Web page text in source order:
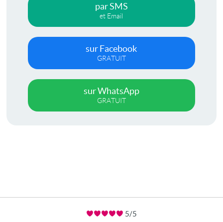
par SMS
et Email
sur Facebook
GRATUIT
sur WhatsApp
GRATUIT
5/5